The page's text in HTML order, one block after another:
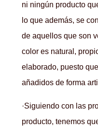
ni ningún producto
lo que además, se
de aquellos que son
color es natural,
elaborado, puesto
añadidos de forma
·Siguiendo con las
producto, tenemos